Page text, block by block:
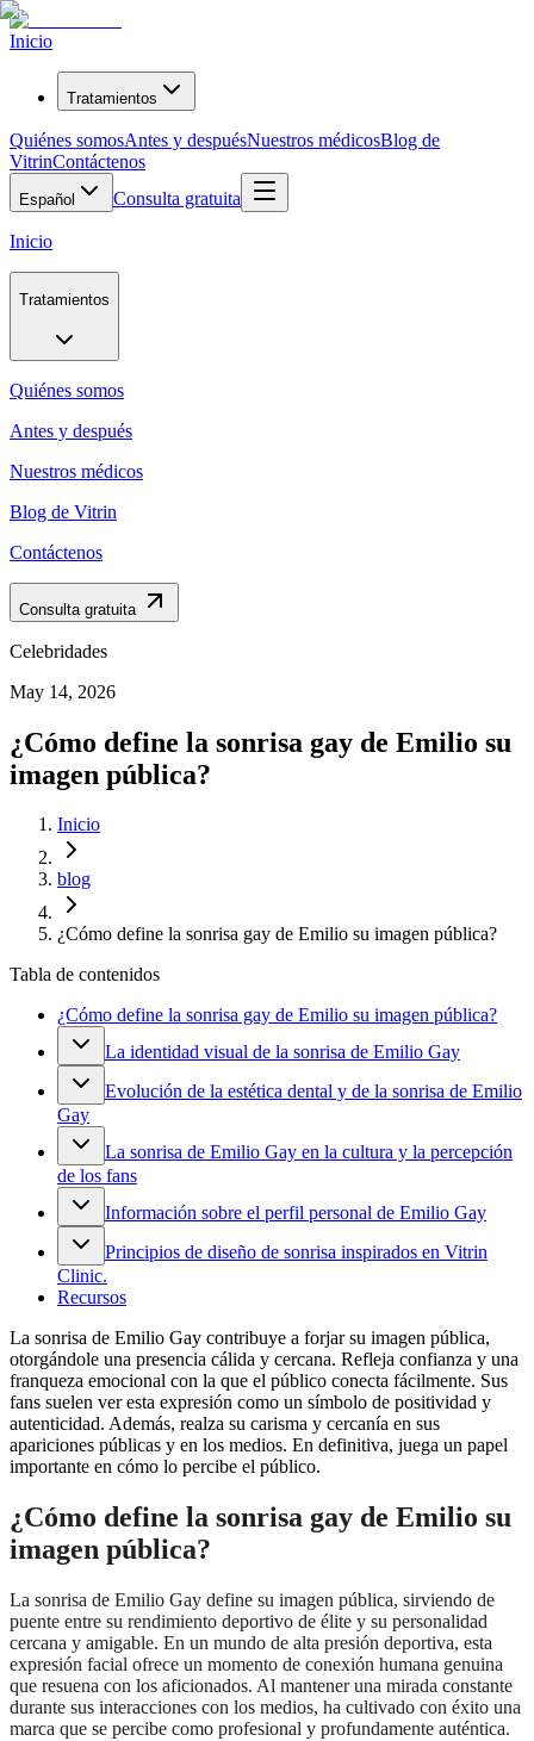
Inicio
Tratamientos
Quiénes somosAntes y despuésNuestros médicosBlog de
VitrinContáctenos
Español Consulta gratuita
Inicio
Tratamientos
Quiénes somos
Antes y después
Nuestros médicos
Blog de Vitrin
Contáctenos
Consulta gratuita
Celebridades
May 14, 2026
¿Cómo define la sonrisa gay de Emilio su
imagen pública?
Inicio
blog
¿Cómo define la sonrisa gay de Emilio su imagen pública?
Tabla de contenidos
¿Cómo define la sonrisa gay de Emilio su imagen pública?
La identidad visual de la sonrisa de Emilio Gay
Evolución de la estética dental y de la sonrisa de Emilio
Gay
La sonrisa de Emilio Gay en la cultura y la percepción
de los fans
Información sobre el perfil personal de Emilio Gay
Principios de diseño de sonrisa inspirados en Vitrin
Clinic.
Recursos
La sonrisa de Emilio Gay contribuye a forjar su imagen pública,
otorgándole una presencia cálida y cercana. Refleja confianza y una
franqueza emocional con la que el público conecta fácilmente. Sus
fans suelen ver esta expresión como un símbolo de positividad y
autenticidad. Además, realza su carisma y cercanía en sus
apariciones públicas y en los medios. En definitiva, juega un papel
importante en cómo lo percibe el público.
¿Cómo define la sonrisa gay de Emilio su
imagen pública?
La sonrisa de Emilio Gay define su imagen pública, sirviendo de
puente entre su rendimiento deportivo de élite y su personalidad
cercana y amigable. En un mundo de alta presión deportiva, esta
expresión facial ofrece un momento de conexión humana genuina
que resuena con los aficionados. Al mantener una mirada constante
durante sus interacciones con los medios, ha cultivado con éxito una
marca que se percibe como profesional y profundamente auténtica.